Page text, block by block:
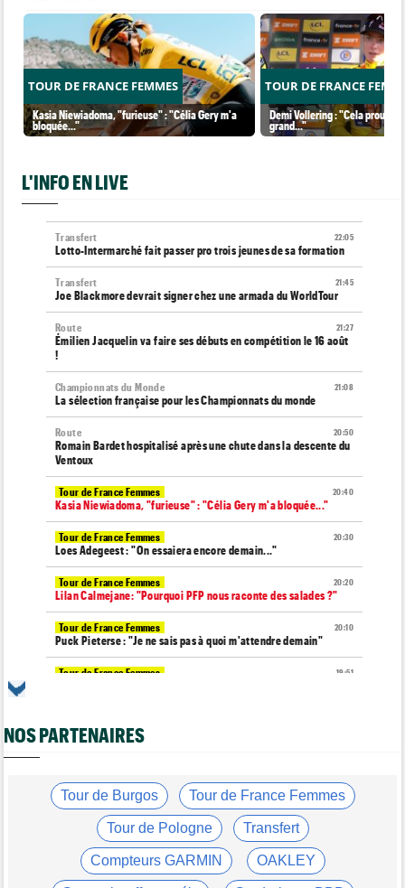
TOUR DE FRANCE FEMMES
Kasia Niewiadoma, "furieuse" : "Célia Gery m'a
bloquée..."
TOUR DE FRANCE
Demi Vollering : "Cela prouve
grand..."
L'INFO EN LIVE
22:05
Transfert
Lotto-Intermarché fait passer pro trois jeunes de sa formation
21:45
Transfert
Joe Blackmore devrait signer chez une armada du WorldTour
21:27
Route
Émilien Jacquelin va faire ses débuts en compétition le 16 août
!
21:08
Championnats du Monde
La sélection française pour les Championnats du monde
20:50
Route
Romain Bardet hospitalisé après une chute dans la descente du
Ventoux
20:40
Tour de France Femmes
Kasia Niewiadoma, "furieuse" : "Célia Gery m'a bloquée..."
20:30
Tour de France Femmes
Loes Adegeest : "On essaiera encore demain..."
20:20
Tour de France Femmes
Lilan Calmejane: "Pourquoi PFP nous raconte des salades ?"
20:10
Tour de France Femmes
Puck Pieterse : "Je ne sais pas à quoi m'attendre demain"
19:51
Tour de France Femmes
Felix Gall : "Ma 1ère victoire au général : un accomplissement !"
19:13
Tour de France Femmes
Demi Vollering : "Cela prouve que si on rêve en grand..."
Tour d'Espagne
Le parcours de la 20e étape modifié à cause d'éboulements
NOS PARTENAIRES
Tour de Burgos Tour de France Femmes
Tour de Pologne Transfert
Compteurs GARMIN OAKLEY